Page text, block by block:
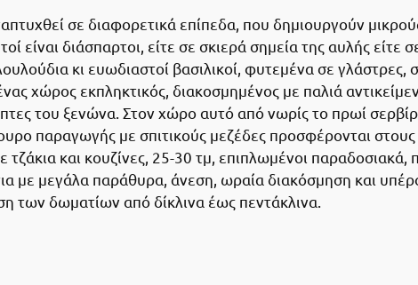
σε διαφορετικά επίπεδα, που δημιουργούν
είναι διάσπαρτοι, είτε σε σκιερά σημεία της αυλής είτε
κι ευωδιαστοί βασιλικοί, φυτεμένα σε γλάστρες,
χώρος εκπληκτικός, διακοσμημένος με παλιά
του ξενώνα. Στον χώρο αυτό από νωρίς το πρωί
παραγωγής με σπιτικούς μεζέδες προσφέρονται στους
και κουζίνες, 25-30 τμ, επιπλωμένοι
με μεγάλα παράθυρα, άνεση, ωραία διακόσμηση και
των δωματίων από δίκλινα έως πεντάκλινα.